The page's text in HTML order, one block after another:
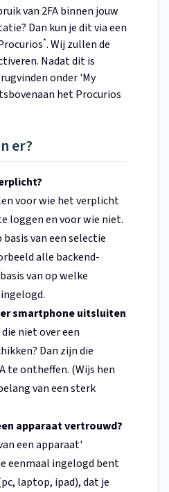
van 2FA binnen jouw
Dan kun je dit via een
*. Wij zullen de
Nadat dit is
onder 'My
het Procurios
er?
voor wie het verplicht
loggen en voor wie niet.
van een selectie
alle backend-
van op welke
smartphone uitsluiten
niet over een
Dan zijn die
te ontheffen. (Wijs hen
van een sterk
apparaat vertrouwd?
een apparaat'
eenmaal ingelogd bent
laptop, ipad), dat je